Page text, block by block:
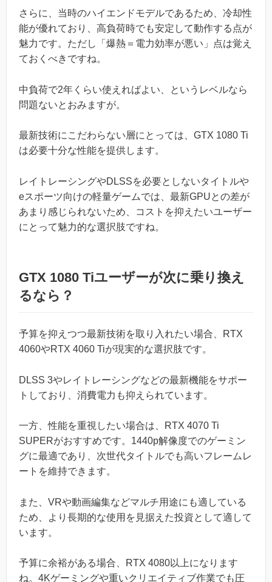
さらに、当時のハイエンドモデルであるため、冷却性
能が優れており、高負荷時でも安定して動作する点が
魅力です。ただし「爆熱＝電力効率が悪い」点は覚え
ておくべきですね。
中負荷で2年くらい使えればよい、というレベルなら
問題ないとおみますが。
最新技術にこだわらない層にとっては、GTX 1080 Ti
は必要十分な性能を提供します。
レイトレーシングやDLSSを必要としないタイトルや
eスポーツ向けの軽量ゲームでは、最新GPUとの差が
あまり感じられないため、コストを抑えたいユーザー
にとって魅力的な選択肢ですね。
GTX 1080 Tiユーザーが次に乗り換え
るなら？
予算を抑えつつ最新技術を取り入れたい場合、RTX
4060やRTX 4060 Tiが現実的な選択肢です。
DLSS 3やレイトレーシングなどの最新機能をサポー
トしており、消費電力も抑えられています。
一方、性能を重視したい場合は、RTX 4070 Ti
SUPERがおすすめです。1440p解像度でのゲーミン
グに最適であり、次世代タイトルでも高いフレームレ
ートを維持できます。
また、VRや動画編集などマルチ用途にも適している
ため、より長期的な使用を見据えた投資として適して
います。
予算に余裕がある場合、RTX 4080以上になります
ね。4Kゲーミングや重いクリエイティブ作業でも圧